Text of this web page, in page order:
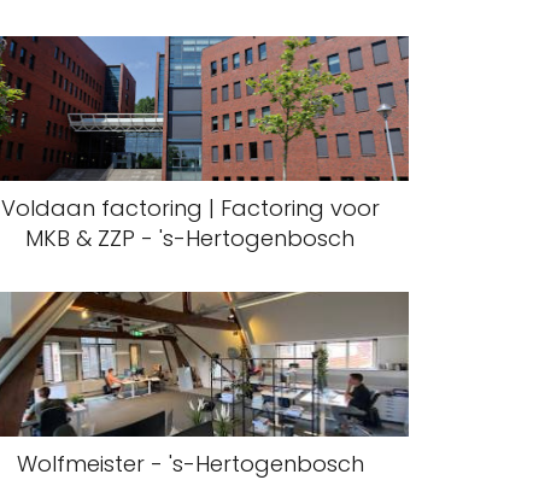
Voldaan factoring | Factoring voor
MKB & ZZP - 's-Hertogenbosch
Wolfmeister - 's-Hertogenbosch